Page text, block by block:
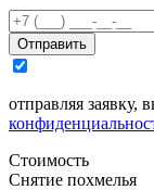
Отправить
отправляя заявку,
Стоимость
Снятие похмелья